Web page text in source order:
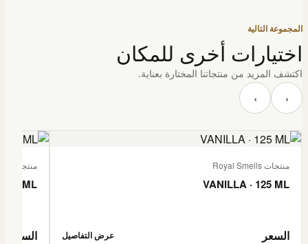
المجموعة التالية
اختيارات أخرى للمكان
اكتشف المزيد من منتجاتنا المختارة بعناية.
‹ ›
منتجات Royal Smells
VANILLA · 125 ML
السعر عرض التفاصيل
منتجات Royal Smells
ML
السعر